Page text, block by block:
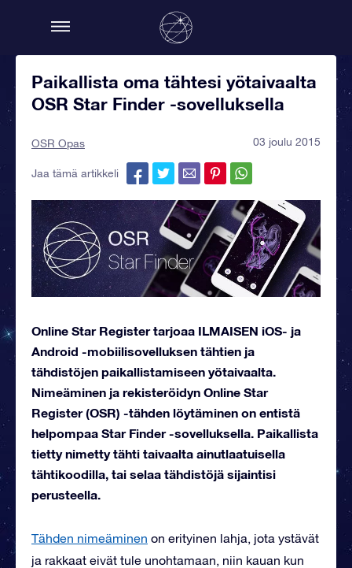
Paikallista oma tähtesi yötaivaalta
OSR Star Finder -sovelluksella
OSR Opas 03 joulu 2015
Jaa tämä artikkeli
Online Star Register tarjoaa ILMAISEN iOS- ja
Android -mobiilisovelluksen tähtien ja
tähdistöjen paikallistamiseen yötaivaalta.
Nimeäminen ja rekisteröidyn Online Star
Register (OSR) -tähden löytäminen on entistä
helpompaa Star Finder -sovelluksella. Paikallista
tietty nimetty tähti taivaalta ainutlaatuisella
tähtikoodilla, tai selaa tähdistöjä sijaintisi
perusteella.
Tähden nimeäminen on erityinen lahja, jota ystävät
ja rakkaat eivät tule unohtamaan, niin kauan kun